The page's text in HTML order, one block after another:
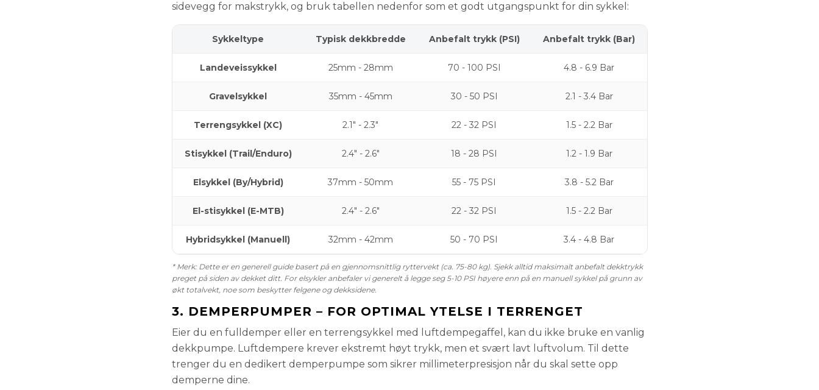
sidevegg for makstrykk, og bruk tabellen nedenfor som et godt utgangspunkt for din sykkel:
Sykkeltype Typisk dekkbredde Anbefalt trykk (PSI) Anbefalt trykk (Bar)
Landeveissykkel 25mm - 28mm 70 - 100 PSI 4.8 - 6.9 Bar
Gravelsykkel 35mm - 45mm 30 - 50 PSI 2.1 - 3.4 Bar
Terrengsykkel (XC) 2.1" - 2.3" 22 - 32 PSI 1.5 - 2.2 Bar
Stisykkel (Trail/Enduro) 2.4" - 2.6" 18 - 28 PSI 1.2 - 1.9 Bar
Elsykkel (By/Hybrid) 37mm - 50mm 55 - 75 PSI 3.8 - 5.2 Bar
El-stisykkel (E-MTB) 2.4" - 2.6" 22 - 32 PSI 1.5 - 2.2 Bar
Hybridsykkel (Manuell) 32mm - 42mm 50 - 70 PSI 3.4 - 4.8 Bar
* Merk: Dette er en generell guide basert på en gjennomsnittlig ryttervekt (ca. 75-80 kg). Sjekk alltid maksimalt anbefalt dekktrykk
preget på siden av dekket ditt. For elsykler anbefaler vi generelt å legge seg 5-10 PSI høyere enn på en manuell sykkel på grunn av
økt totalvekt, noe som beskytter felgene og dekksidene.
3. DEMPERPUMPER – FOR OPTIMAL YTELSE I TERRENGET
Eier du en fulldemper eller en terrengsykkel med luftdempegaffel, kan du ikke bruke en vanlig
dekkpumpe. Luftdempere krever ekstremt høyt trykk, men et svært lavt luftvolum. Til dette
trenger du en dedikert demperpumpe som sikrer millimeterpresisjon når du skal sette opp
demperne dine.